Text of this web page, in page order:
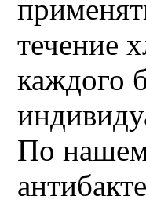
течение
каждого
По